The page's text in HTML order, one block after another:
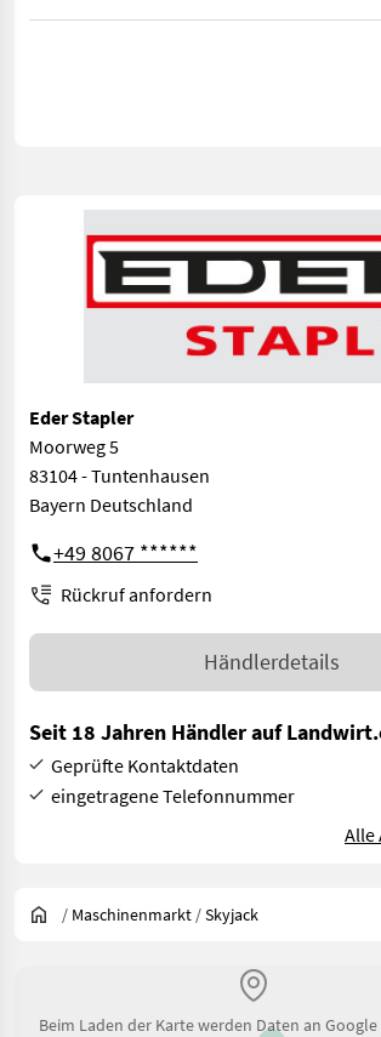
Bauart: Arbeitsbühnen /
Eder Stapler
Moorweg 5
83104 - Tuntenhausen
Bayern Deutschland
+49 8067 ******
Rückruf anfordern
Händlerdetails
Seit 18 Jahren Händler auf
Geprüfte Kontaktdaten
eingetragene Telefonnummer
Alle
/ Maschinenmarkt /Skyjack
Beim Laden der Karte werden Daten an